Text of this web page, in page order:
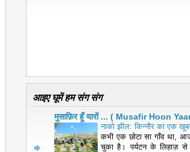
आइए घूमें हम संग संग
मुसाफ़िर हूँ यारों ... ( Musafir Hoon
नाको झील: किन्नौर का एक
कभी एक छोटा सा गाँव था,
चुका है। पर्यटन के लिहाज़ से